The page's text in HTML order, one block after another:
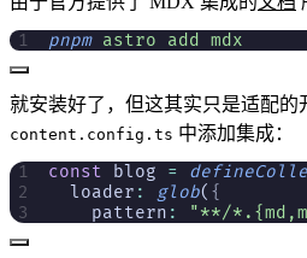
pnpm astro add mdx
就安装好了，但这其实只是适配的
content.config.ts 中添加集成：
const blog =
  loader
: glob( {
    pattern
: "**/